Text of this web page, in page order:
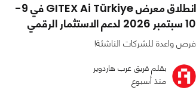
انطلاق معرض GITEX Ai Türkiye في 9-
10 سبتمبر 2026 لدعم الاستثمار الرقمي
فرص واعدة للشركات الناشئة!
بقلم فريق عرب هاردوير
منذ أسبوع